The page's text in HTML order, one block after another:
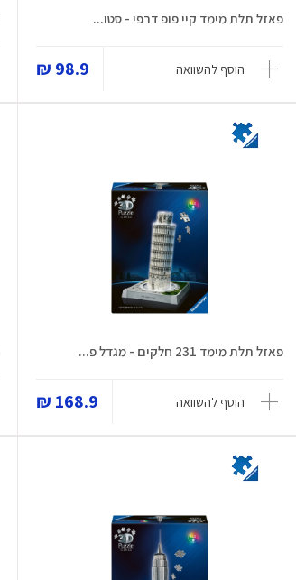
פאזל תלת מימד קיי פופ דרפי - סטו...
הוסף להשוואה 98.9 ₪
פאזל תלת מימד 231 חלקים - מגדל פ...
הוסף להשוואה 168.9 ₪